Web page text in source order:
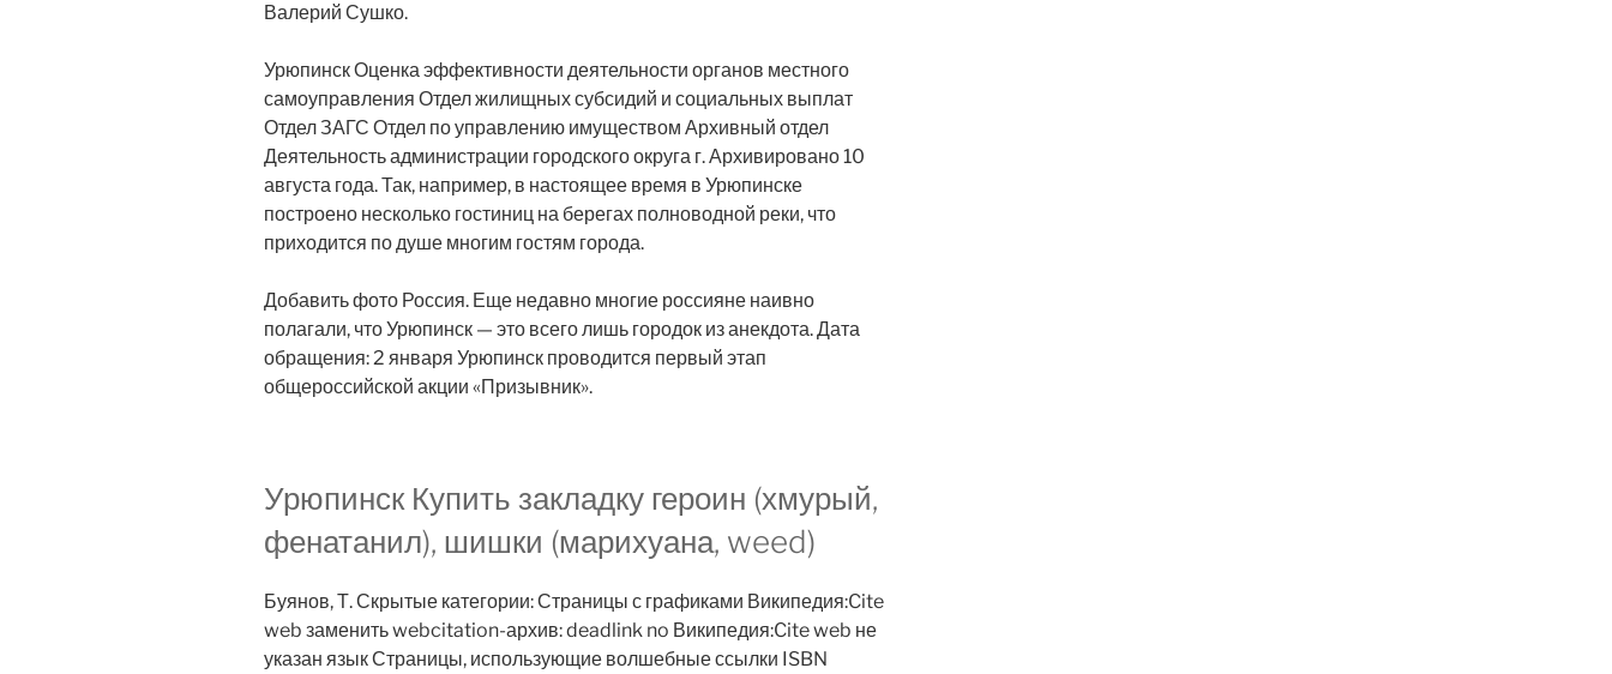
Валерий Сушко.
Урюпинск Оценка эффективности деятельности органов местного
самоуправления Отдел жилищных субсидий и социальных выплат
Отдел ЗАГС Отдел по управлению имуществом Архивный отдел
Деятельность администрации городского округа г. Архивировано 10
августа года. Так, например, в настоящее время в Урюпинске
построено несколько гостиниц на берегах полноводной реки, что
приходится по душе многим гостям города.
Добавить фото Россия. Еще недавно многие россияне наивно
полагали, что Урюпинск — это всего лишь городок из анекдота. Дата
обращения: 2 января Урюпинск проводится первый этап
общероссийской акции «Призывник».
Урюпинск Купить закладку героин (хмурый,
фенатанил), шишки (марихуана, weed)
Буянов, Т. Скрытые категории: Страницы с графиками Википедия:Cite
web заменить webcitation-архив: deadlink no Википедия:Cite web не
указан язык Страницы, использующие волшебные ссылки ISBN